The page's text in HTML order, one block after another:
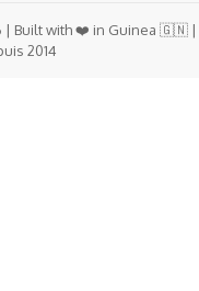
| Built with ❤️ in Guinea 🇬🇳 |
2014